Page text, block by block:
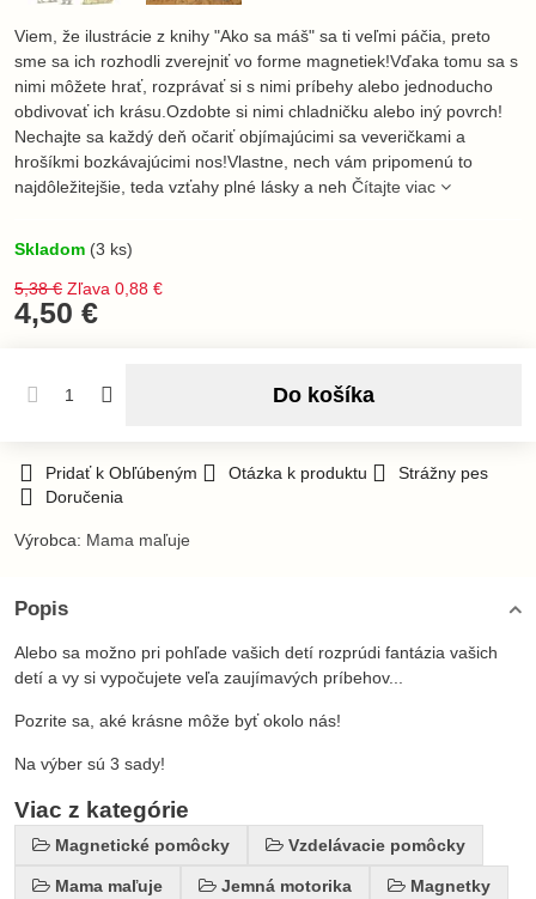
Viem, že ilustrácie z knihy "Ako sa máš" sa ti veľmi páčia, preto
sme sa ich rozhodli zverejniť vo forme magnetiek!Vďaka tomu sa s
nimi môžete hrať, rozprávať si s nimi príbehy alebo jednoducho
obdivovať ich krásu.Ozdobte si nimi chladničku alebo iný povrch!
Nechajte sa každý deň očariť objímajúcimi sa veveričkami a
hrošíkmi bozkávajúcimi nos!Vlastne, nech vám pripomenú to
najdôležitejšie, teda vzťahy plné lásky a neh Čítajte viac
Skladom (3 ks)
5,38 € Zľava 0,88 €
4,50 €
Do košíka
Pridať k Obľúbeným Otázka k produktu
Strážny pes
Doručenia
Výrobca: Mama maľuje
Popis
Alebo sa možno pri pohľade vašich detí rozprúdi fantázia vašich
detí a vy si vypočujete veľa zaujímavých príbehov...
Pozrite sa, aké krásne môže byť okolo nás!
Na výber sú 3 sady!
Viac z kategórie
Magnetické pomôcky Vzdelávacie pomôcky
Mama maľuje Jemná motorika Magnetky